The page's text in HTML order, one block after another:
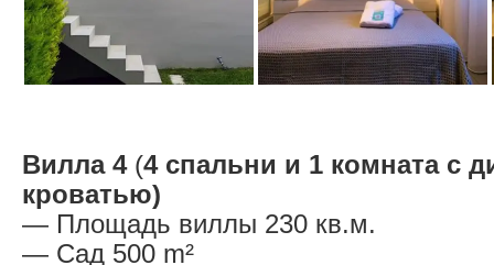
Вилла 4(4 спальни и 1 комната с
кроватью)
— Площадь виллы 230 кв.м.
— Сад 500 m²